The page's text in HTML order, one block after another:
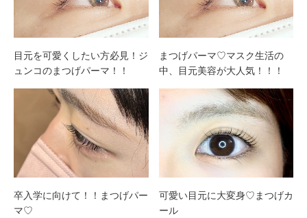
目元を可愛くしたい方必見！ジ
ュンコのまつげパーマ！！
まつげパーマ♡マスク生活の
中、目元美容が大人気！！！
卒入学に向けて！！まつげパー
マ♡
可愛い目元に大変身♡まつげカ
ール